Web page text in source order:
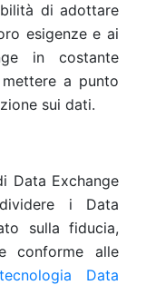
di adottare
esigenze e ai
in costante
a punto
sui dati.
Data Exchange
i Data
sulla fiducia,
conforme alle
tecnologia Data